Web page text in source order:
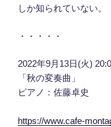
しか知られていない。
・・・・・
2022年9月13日(火)
「秋の変奏曲」
ピアノ：佐藤卓史
https://www.cafe-